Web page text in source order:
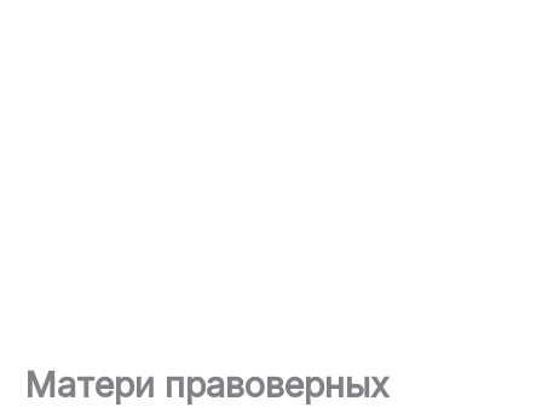
Матери правоверных